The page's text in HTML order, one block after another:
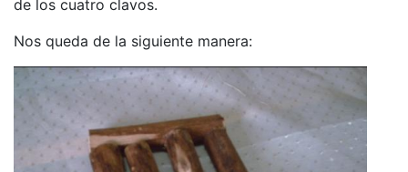
de los cuatro clavos.
Nos queda de la siguiente manera: